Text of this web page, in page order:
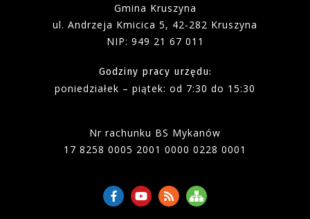
Gmina Kruszyna
ul. Andrzeja Kmicica 5, 42-282 Kruszyna
NIP: 949 21 67 011
Godziny pracy urzędu:
poniedziałek – piątek: od 7:30 do 15:30
Nr rachunku BS Mykanów
17 8258 0005 2001 0000 0228 0001